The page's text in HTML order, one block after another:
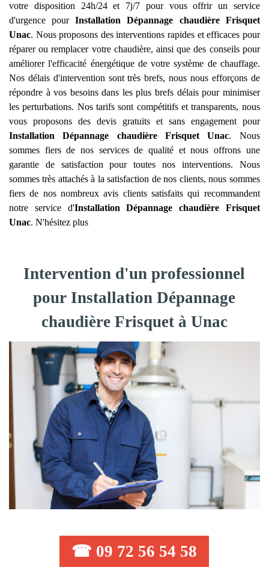
votre disposition 24h/24 et 7j/7 pour vous offrir un service
d'urgence pourInstallation Dépannage chaudière Frisquet
Unac. Nous proposons des interventions rapides et efficaces pour
réparer ou remplacer votre chaudière, ainsi que des conseils pour
améliorer l'efficacité énergétique de votre système de chauffage.
Nos délais d'intervention sont très brefs, nous nous efforçons de
répondre à vos besoins dans les plus brefs délais pour minimiser
les perturbations. Nos tarifs sont compétitifs et transparents, nous
vous proposons des devis gratuits et sans engagement pour
Installation Dépannage chaudière Frisquet
Unac. Nous
sommes fiers de nos services de qualité et nous offrons une
garantie de satisfaction pour toutes nos interventions. Nous
sommes très attachés à la satisfaction de nos clients, nous sommes
fiers de nos nombreux avis clients satisfaits qui recommandent
notre service d'Installation Dépannage chaudière Frisquet
Unac. N'hésitez plus
Intervention d'un professionnel
pour Installation Dépannage
chaudière Frisquet à Unac
☎ 09 72 56 54 58